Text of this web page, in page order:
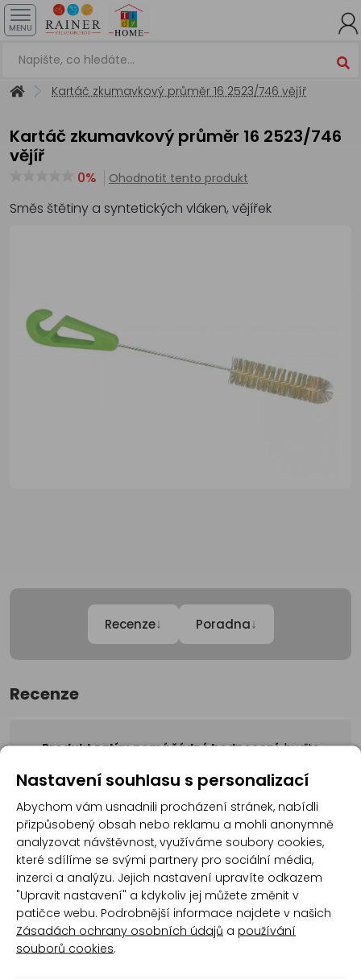
MENU
Kartáč zkumavkový průměr 16 2523/746 vějíř
Kartáč zkumavkový průměr 16 2523/746
vějíř
0% Ohodnotit tento produkt
Směs štětiny a syntetických vláken, vějířek
Recenze↓ Poradna↓
Recenze
Produkt zatím nemá žádné hodnocení,buďte
Přidat hodnocení
Poradna
Nastavení souhlasu s personalizací
Abychom vám usnadnili procházení stránek, nabídli
přizpůsobený obsah nebo reklamu a mohli anonymně
analyzovat návštěvnost, využíváme soubory cookies,
které sdílíme se svými partnery pro sociální média,
inzerci a analýzu. Jejich nastavení upravíte odkazem
"Upravit nastavení" a kdykoliv jej můžete změnit v
patičce webu. Podrobnější informace najdete v našich
Zásadách ochrany osobních údajů a používání
souborů cookies.